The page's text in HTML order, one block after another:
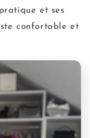
et ses
confortable et